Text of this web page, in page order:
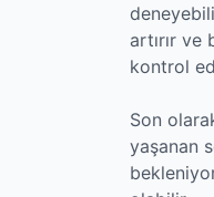
artırır ve
kontrol
Son
yaşanan